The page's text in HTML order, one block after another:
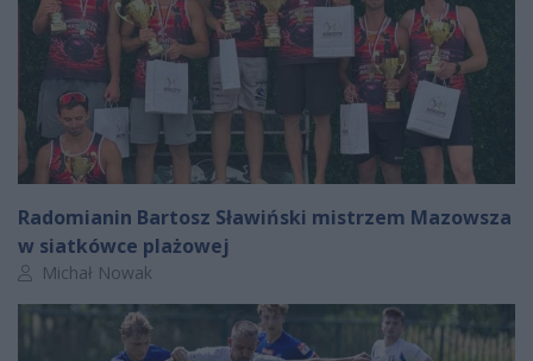
Radomianin Bartosz Sławiński mistrzem Mazowsza
w siatkówce plażowej
Autor artykułu:
Michał Nowak